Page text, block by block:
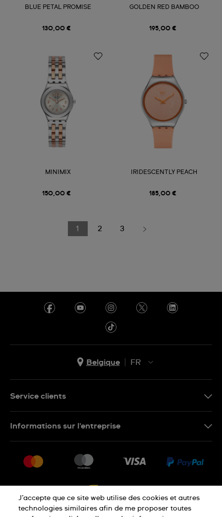
BLUE PETAL PROMISE
130,00 €
GOLDEN RED BAMBOO
195,00 €
MINIMIX
150,00 €
IRIDESCENTLY PEACH
185,00 €
1 2 3
Belgique
FR
Service clients
Retour
Conditions De Vente
Droit de rétractation
Informations sur l'entreprise
Jobs
J’accepte que ce site web utilise des cookies et autres
technologies similaires afin de me proposer toutes